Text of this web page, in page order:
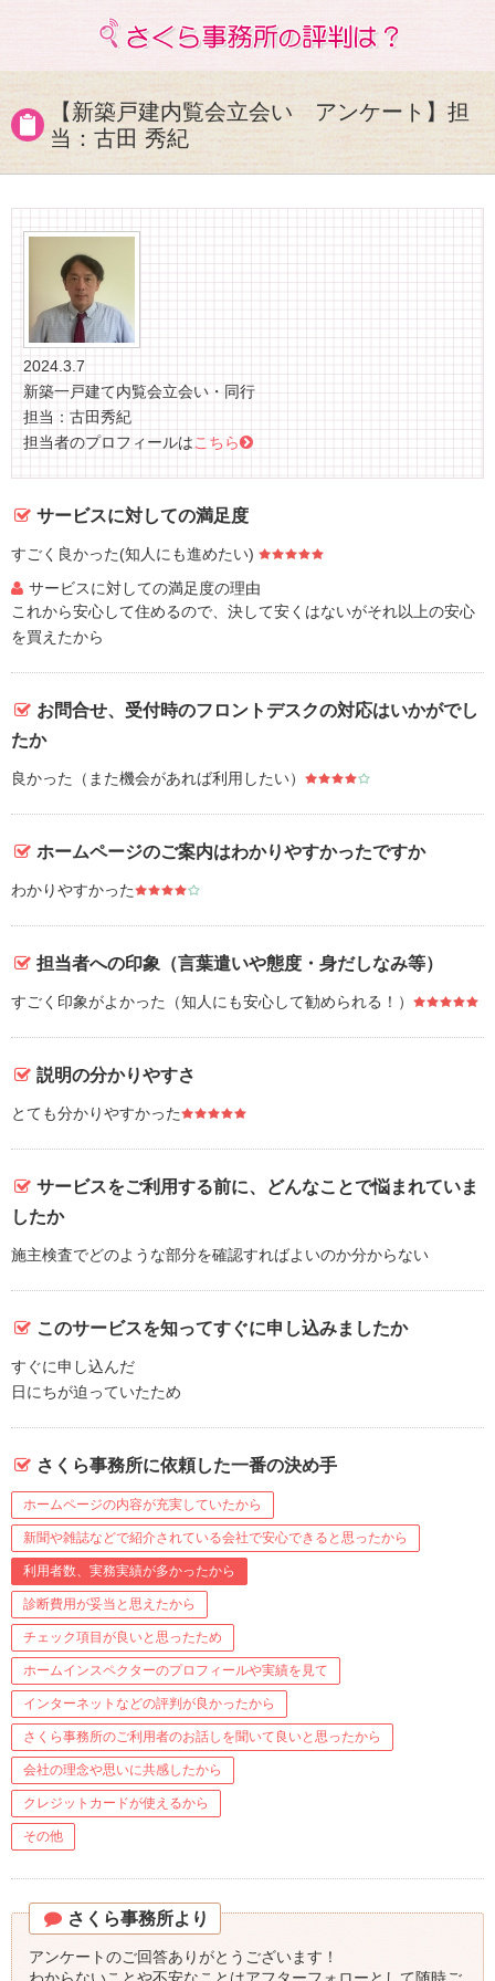
【新築戸建内覧会立会い アンケート】担
当：古田 秀紀
2024.3.7
新築一戸建て内覧会立会い・同行
担当：古田秀紀
担当者のプロフィールはこちら
サービスに対しての満足度
すごく良かった(知人にも進めたい)
サービスに対しての満足度の理由
これから安心して住めるので、決して安くはないがそれ以上の安心
を買えたから
お問合せ、受付時のフロントデスクの対応はいかがでし
たか
良かった（また機会があれば利用したい）
ホームページのご案内はわかりやすかったですか
わかりやすかった
担当者への印象（言葉遣いや態度・身だしなみ等）
すごく印象がよかった（知人にも安心して勧められる！）
説明の分かりやすさ
とても分かりやすかった
サービスをご利用する前に、どんなことで悩まれていま
したか
施主検査でどのような部分を確認すればよいのか分からない
このサービスを知ってすぐに申し込みましたか
すぐに申し込んだ
日にちが迫っていたため
さくら事務所に依頼した一番の決め手
ホームページの内容が充実していたから
新聞や雑誌などで紹介されている会社で安心できると思ったから
利用者数、実務実績が多かったから
診断費用が妥当と思えたから
チェック項目が良いと思ったため
ホームインスペクターのプロフィールや実績を見て
インターネットなどの評判が良かったから
さくら事務所のご利用者のお話しを聞いて良いと思ったから
会社の理念や思いに共感したから
クレジットカードが使えるから
その他
さくら事務所より
アンケートのご回答ありがとうございます！